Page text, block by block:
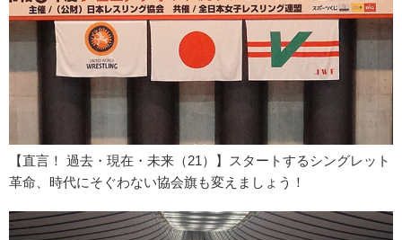
【直言！ 過去・現在・未来（21）】スタートするシングレット
革命、時代にそぐわない協会旗も変えましょう！